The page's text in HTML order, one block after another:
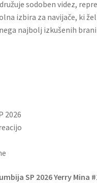
sodoben videz,
izbira za navijače, ki
najbolj izkušenih
2026
SP 2026 Yerry Mina